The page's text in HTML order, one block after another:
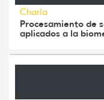
Charla
Procesamiento de
aplicados a la